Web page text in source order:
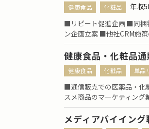
健康食品 化粧品
年収
■リピート促進企画 ■同
ン企画立案 ■他社CRM施
健康食品・化粧品
健康食品 化粧品 単品
■通信販売での医薬品・化
スメ商品のマーケティン
メディアバイイング